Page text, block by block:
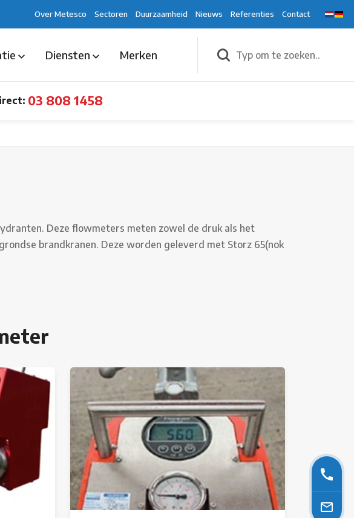
Over Metesco Sectoren Duurzaamheid Nieuws Referenties Contact
Diensten Merken
03 808 1458
Deze flowmeters meten zowel de druk als het
brandkranen. Deze worden geleverd met Storz 65(nok